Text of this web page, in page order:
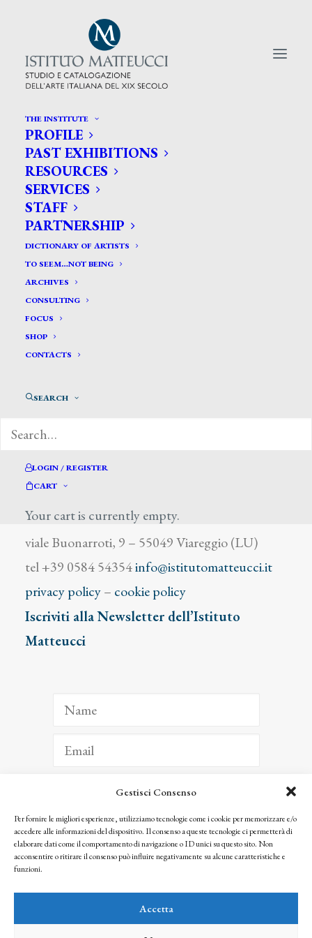
Gestisci Consenso
Per fornire le migliori esperienze, utilizziamo tecnologie come i cookie per memorizzare e/o
accedere alle informazioni del dispositivo. Il consenso a queste tecnologie ci permetterà di
elaborare dati come il comportamento di navigazione o ID unici su questo sito. Non
acconsentire o ritirare il consenso può influire negativamente su alcune caratteristiche e
funzioni.
Accetta
THE INSTITUTE
PROFILE
PAST EXHIBITIONS
RESOURCES
SERVICES
STAFF
PARTNERSHIP
DICTIONARY OF ARTISTS
TO SEEM…NOT BEING
ARCHIVES
CONSULTING
FOCUS
SHOP
CONTACTS
SEARCH
LOGIN / REGISTER
CART
Your cart is currently empty.
CERCA TRA GLI ARTISTI:
Search
for:
Busiri Vici Andrea
Istituto Matteucci
viale Buonarroti, 9 – 55049 Viareggio (LU)
tel +39 0584 54354info@istitutomatteucci.it
privacy policy– cookie policy
Iscriviti alla Newsletter dell’Istituto
Matteucci
ISCRIVITI
Facendo clic per iscriverti, riconosci che le tue informazioni saranno trattate
seguendo la nostra Privacy Policy
© 2025 Istituto Matteucci. All right reserved
l’autorizzazione scritta dei proprietari dei diritti e dell’Istituto Matteucci